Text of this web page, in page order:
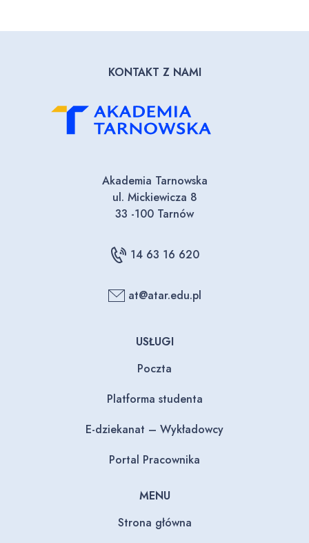
KONTAKT Z NAMI
Akademia Tarnowska
ul. Mickiewicza 8
33 -100 Tarnów
14 63 16 620
at@atar.edu.pl
USŁUGI
Poczta
Platforma studenta
E-dziekanat – Wykładowcy
Portal Pracownika
MENU
Strona główna